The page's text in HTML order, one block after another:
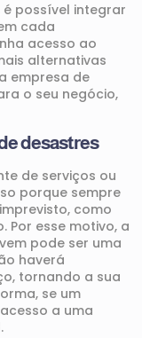
é possível integrar
cada
acesso ao
alternativas
empresa de
o seu negócio,
desastres
de serviços ou
porque sempre
como
Por esse motivo, a
pode ser uma
haverá
tornando a sua
se um
a uma